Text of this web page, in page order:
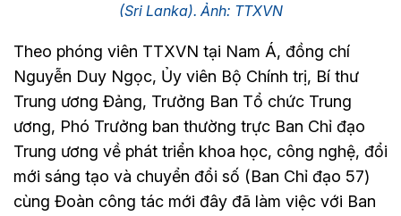
(Sri Lanka). Ảnh: TTXVN
Theo phóng viên TTXVN tại Nam Á, đồng chí
Nguyễn Duy Ngọc, Ủy viên Bộ Chính trị, Bí thư
Trung ương Đảng, Trưởng Ban Tổ chức Trung
ương, Phó Trưởng ban thường trực Ban Chỉ đạo
Trung ương về phát triển khoa học, công nghệ, đổi
mới sáng tạo và chuyển đổi số (Ban Chỉ đạo 57)
cùng Đoàn công tác mới đây đã làm việc với Ban